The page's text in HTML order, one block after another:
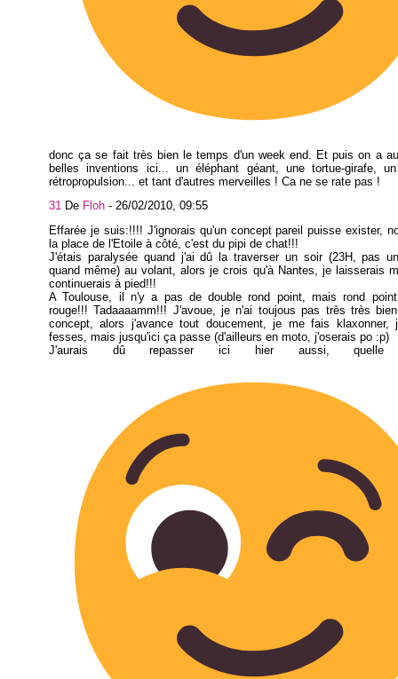
donc ça se fait très bien le temps d'un week end. Et puis on a
belles inventions ici... un éléphant géant, une tortue-girafe,
rétropropulsion... et tant d'autres merveilles ! Ca ne se rate pas !
31 De Floh - 26/02/2010, 09:55
Effarée je suis:!!!! J'ignorais qu'un concept pareil puisse exister,
la place de l'Etoile à côté, c'est du pipi de chat!!!
J'étais paralysée quand j'ai dû la traverser un soir (23H, pas
quand même) au volant, alors je crois qu'à Nantes, je laisserais
continuerais à pied!!!
A Toulouse, il n'y a pas de double rond point, mais rond
rouge!!! Tadaaaamm!!! J'avoue, je n'ai toujous pas très très
concept, alors j'avance tout doucement, je me fais klaxonner,
fesses, mais jusqu'ici ça passe (d'ailleurs en moto, j'oserais po :p)
J'aurais dû repasser ici hier aussi, quelle